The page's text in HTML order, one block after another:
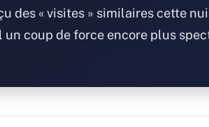
des « visites » similaires cette
coup de force encore plus